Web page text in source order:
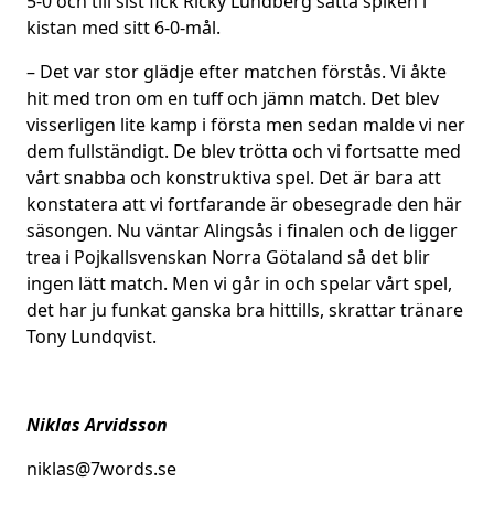
kistan med sitt 6-0-mål.
– Det var stor glädje efter matchen förstås. Vi åkte
hit med tron om en tuff och jämn match. Det blev
visserligen lite kamp i första men sedan malde vi ner
dem fullständigt. De blev trötta och vi fortsatte med
vårt snabba och konstruktiva spel. Det är bara att
konstatera att vi fortfarande är obesegrade den här
säsongen. Nu väntar Alingsås i finalen och de ligger
trea i Pojkallsvenskan Norra Götaland så det blir
ingen lätt match. Men vi går in och spelar vårt spel,
det har ju funkat ganska bra hittills, skrattar tränare
Tony Lundqvist.
Niklas Arvidsson
niklas@7words.se